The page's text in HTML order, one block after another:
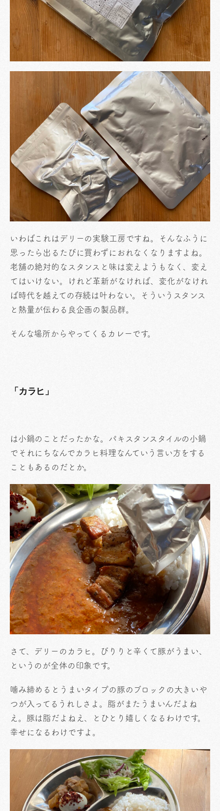
いわばこれはデリーの実験工房ですね。そんなふうに
思ったら出るたびに買わずにおれなくなりますよね。
老舗の絶対的なスタンスと味は変えようもなく、変え
てはいけない。けれど革新がなければ、変化がなけれ
ば時代を越えての存続は叶わない。そういうスタンス
と熱量が伝わる良企画の製品群。
そんな場所からやってくるカレーです。
「カラヒ」
は小鍋のことだったかな。パキスタンスタイルの小鍋
でそれにちなんでカラヒ料理なんていう言い方をする
こともあるのだとか。
さて、デリーのカラヒ。びりりと辛くて豚がうまい、
というのが全体の印象です。
噛み締めるとうまいタイプの豚のブロックの大きいや
つが入ってるうれしさよ。脂がまたうまいんだよね
え。豚は脂だよねえ、とひとり嬉しくなるわけです。
幸せになるわけですよ。